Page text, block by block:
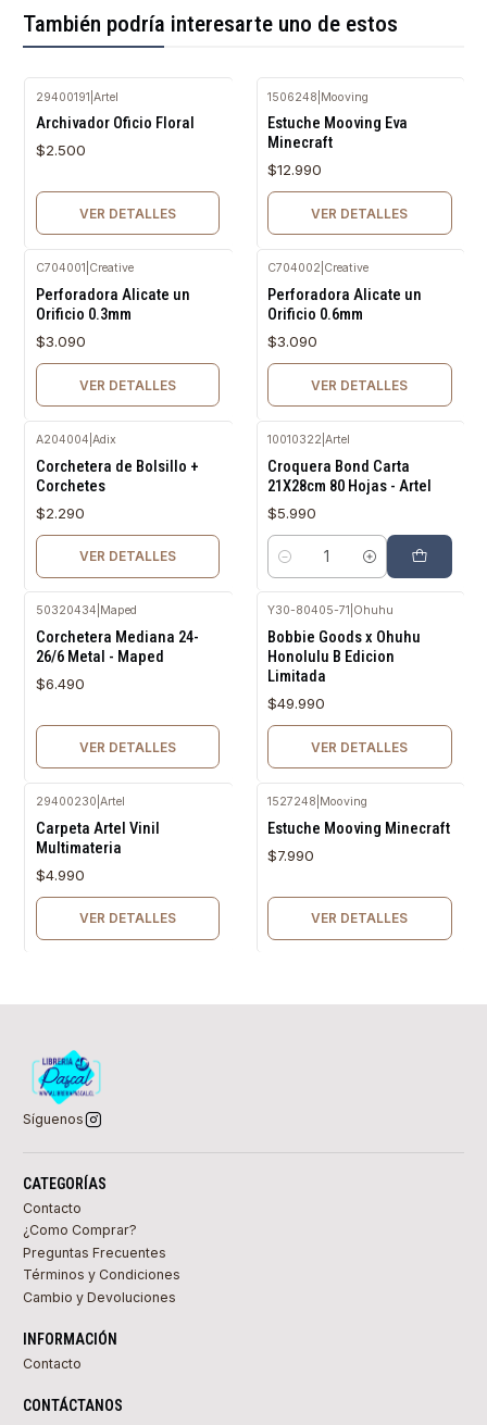
También podría interesarte uno de estos
29400191 Artel
Archivador Oficio Floral
$2.500
VER DETALLES
1506248 Mooving
Estuche Mooving Eva
Minecraft
$12.990
VER DETALLES
C704001 Creative
Perforadora Alicate un
Orificio 0.3mm
$3.090
VER DETALLES
C704002 Creative
Perforadora Alicate un
Orificio 0.6mm
$3.090
VER DETALLES
A204004 Adix
Corchetera de Bolsillo +
Corchetes
$2.290
VER DETALLES
10010322 Artel
Croquera Bond Carta
21X28cm 80 Hojas - Artel
$5.990
Cantidad
50320434 Maped
Corchetera Mediana 24-
26/6 Metal - Maped
$6.490
VER DETALLES
Y30-80405-71 Ohuhu
Bobbie Goods x Ohuhu
Honolulu B Edicion
Limitada
$49.990
VER DETALLES
29400230 Artel
Carpeta Artel Vinil
Multimateria
$4.990
VER DETALLES
1527248 Mooving
Estuche Mooving Minecraft
$7.990
VER DETALLES
Síguenos
CATEGORÍAS
Contacto
¿Como Comprar?
Preguntas Frecuentes
Términos y Condiciones
Cambio y Devoluciones
INFORMACIÓN
Contacto
CONTÁCTANOS